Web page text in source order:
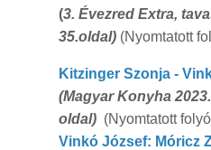
(3. Évezred Extra,
35.oldal) (Nyomtatott
Kitzinger Szonja -
(Magyar Konyha
oldal) (Nyomtatott
Vinkó József: Móricz